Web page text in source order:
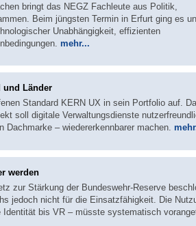
bringt das NEGZ Fachleute aus Politik,
Beim jüngsten Termin in Erfurt ging es
Unabhängigkeit, effizienten
mehr...
und Länder
Standard KERN UX in sein Portfolio auf.
soll digitale Verwaltungsdienste
– wiedererkennbarer machen.
werden
zur Stärkung der Bundeswehr-Reserve
jedoch nicht für die Einsatzfähigkeit. Die
bis VR – müsste systematisch